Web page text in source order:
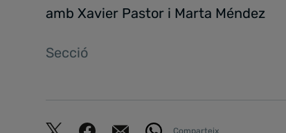
amb Xavier Pastor i Marta Méndez
Secció
Comparteix